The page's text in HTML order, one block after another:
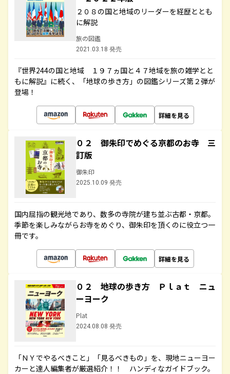
２０８の国と地域のリーダーを経歴ととも
に解説
旅の図鑑
2021.03.18 発売
『世界244の国と地域 １９７ヵ国と４７地域を旅の雑学とと
もに解説』に続く、「地球の歩き方」の図鑑シリーズ第２弾が
登場！
詳細を見る
０２ 御朱印でめぐる京都のお寺 三
訂版
御朱印
2025.10.09 発売
国内屈指の観光地であり、数多の寺院が建ち並ぶ古都・京都。
季節を楽しみながらお寺をめぐり、御朱印を頂くのに役立つ一
冊です。
詳細を見る
０２ 地球の歩き方 Ｐｌａｔ ニュ
ーヨーク
Plat
2024.08.08 発売
「ＮＹでやるべきこと」「見るべきもの」を、現地ニューヨー
カーと達人編集者が厳選紹介！！ ハンディなガイドブック。